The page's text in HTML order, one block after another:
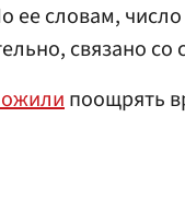
словам, число
связано со
поощрять